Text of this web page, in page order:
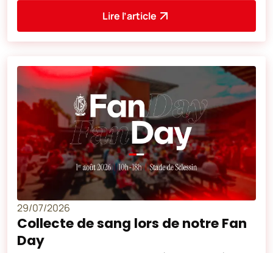
Lire l’article
29/07/2026
Collecte de sang lors de notre Fan
Day